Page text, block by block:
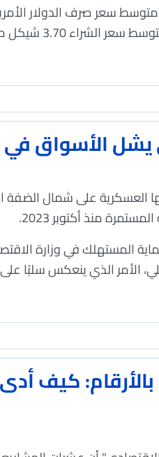
يشل الأسواق
العسكرية على شمال
منذ أكتوبر 2023.
المستهلك في وزارة
الأمر الذي ينعكس سلبًا